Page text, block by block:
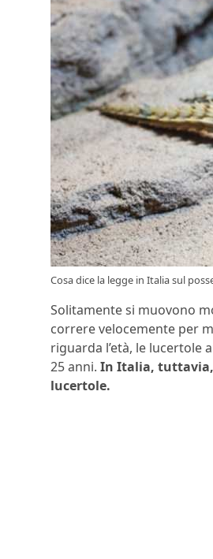
Cosa dice la legge in Italia sul
Solitamente si muovono
correre velocemente per
riguarda l’età, le lucertole
25 anni. In Italia, tuttavia,
lucertole.